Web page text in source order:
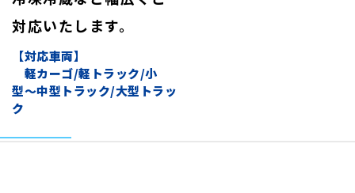
対応いたします。
【対応車両】
軽カーゴ/軽トラック/小
型〜中型トラック/大型トラッ
ク